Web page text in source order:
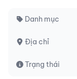
Danh mục
Địa chỉ
Trạng thái